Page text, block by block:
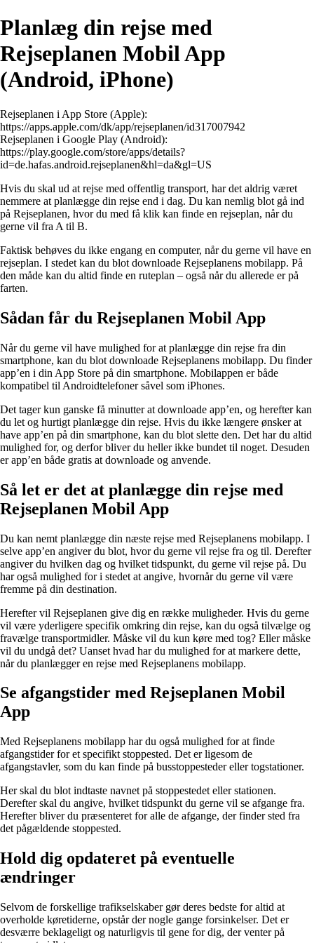
Planlæg din rejse med
Rejseplanen Mobil App
(Android, iPhone)
Rejseplanen i App Store (Apple):
https://apps.apple.com/dk/app/rejseplanen/id317007942
Rejseplanen i Google Play (Android):
https://play.google.com/store/apps/details?
id=de.hafas.android.rejseplanen&hl=da&gl=US
Hvis du skal ud at rejse med offentlig transport, har det aldrig været
nemmere at planlægge din rejse end i dag. Du kan nemlig blot gå ind
på Rejseplanen, hvor du med få klik kan finde en rejseplan, når du
gerne vil fra A til B.
Faktisk behøves du ikke engang en computer, når du gerne vil have en
rejseplan. I stedet kan du blot downloade Rejseplanens mobilapp. På
den måde kan du altid finde en ruteplan – også når du allerede er på
farten.
Sådan får du Rejseplanen Mobil App
Når du gerne vil have mulighed for at planlægge din rejse fra din
smartphone, kan du blot downloade Rejseplanens mobilapp. Du finder
app’en i din App Store på din smartphone. Mobilappen er både
kompatibel til Androidtelefoner såvel som iPhones.
Det tager kun ganske få minutter at downloade app’en, og herefter kan
du let og hurtigt planlægge din rejse. Hvis du ikke længere ønsker at
have app’en på din smartphone, kan du blot slette den. Det har du altid
mulighed for, og derfor bliver du heller ikke bundet til noget. Desuden
er app’en både gratis at downloade og anvende.
Så let er det at planlægge din rejse med
Rejseplanen Mobil App
Du kan nemt planlægge din næste rejse med Rejseplanens mobilapp. I
selve app’en angiver du blot, hvor du gerne vil rejse fra og til. Derefter
angiver du hvilken dag og hvilket tidspunkt, du gerne vil rejse på. Du
har også mulighed for i stedet at angive, hvornår du gerne vil være
fremme på din destination.
Herefter vil Rejseplanen give dig en række muligheder. Hvis du gerne
vil være yderligere specifik omkring din rejse, kan du også tilvælge og
fravælge transportmidler. Måske vil du kun køre med tog? Eller måske
vil du undgå det? Uanset hvad har du mulighed for at markere dette,
når du planlægger en rejse med Rejseplanens mobilapp.
Se afgangstider med Rejseplanen Mobil
App
Med Rejseplanens mobilapp har du også mulighed for at finde
afgangstider for et specifikt stoppested. Det er ligesom de
afgangstavler, som du kan finde på busstoppesteder eller togstationer.
Her skal du blot indtaste navnet på stoppestedet eller stationen.
Derefter skal du angive, hvilket tidspunkt du gerne vil se afgange fra.
Herefter bliver du præsenteret for alle de afgange, der finder sted fra
det pågældende stoppested.
Hold dig opdateret på eventuelle
ændringer
Selvom de forskellige trafikselskaber gør deres bedste for altid at
overholde køretiderne, opstår der nogle gange forsinkelser. Det er
desværre beklageligt og naturligvis til gene for dig, der venter på